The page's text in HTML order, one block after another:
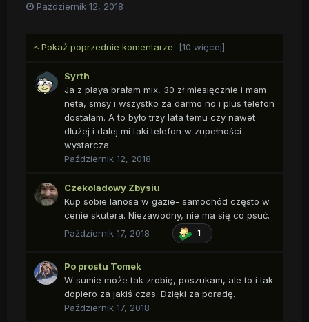
Październik 12, 2018
Pokaż poprzednie komentarze [10 więcej]
Syrth
Ja z playa brałam mix, 30 zł miesięcznie i mam
neta, smsy i wszystko za darmo no i plus telefon
dostałam. A to było trzy lata temu czy nawet
dłużej i dalej mi taki telefon w zupełności
wystarcza.
Październik 12, 2018
Czekoladowy Zbysiu
Kup sobie lanosa w gazie- samochód często w
cenie skutera. Niezawodny, nie ma się co psuć.
Październik 17, 2018
1
Po prostu Tomek
W sumie może tak zrobię, poszukam, ale to i tak
dopiero za jakiś czas. Dzięki za poradę.
Październik 17, 2018